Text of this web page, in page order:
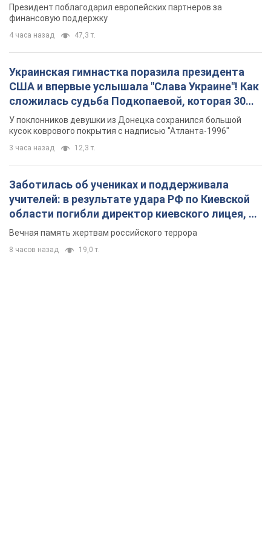
Президент поблагодарил европейских партнеров за
финансовую поддержку
4 часа назад 47,3 т.
Украинская гимнастка поразила президента
США и впервые услышала "Слава Украине"! Как
сложилась судьба Подкопаевой, которая 30
лет назад завоевала "золото" Олимпиады
У поклонников девушки из Донецка сохранился большой
кусок коврового покрытия с надписью "Атланта-1996"
3 часа назад 12,3 т.
Заботилась об учениках и поддерживала
учителей: в результате удара РФ по Киевской
области погибли директор киевского лицея, её
муж и внук
Вечная память жертвам российского террора
8 часов назад 19,0 т.